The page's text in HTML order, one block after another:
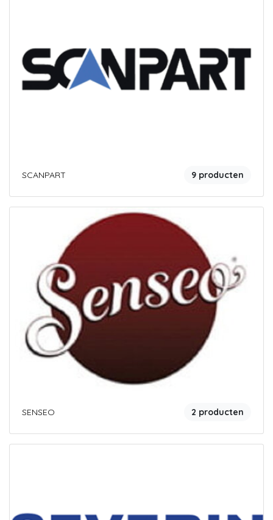
SCANPART 9 producten
SENSEO 2 producten